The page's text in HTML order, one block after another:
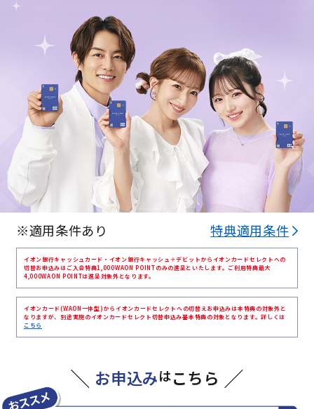
※適用条件あり 特典適用条件
イオン銀行キャッシュカード・イオン銀行キャッシュ＋デビットからイオンカードセレクトへの
切替お申込みはご入会特典1,000WAON POINTのみの進呈といたします。ご利用特典最大
4,000WAON POINTは進呈対象外となります。
イオンカード(WAON一体型)からイオンカードセレクトへの切替えお申込みは本特典の対象外と
なりますが、別途実施のイオンカードセレクト切替申込み基本特典の対象となります。詳しくは
こちら
お申込みはこちら